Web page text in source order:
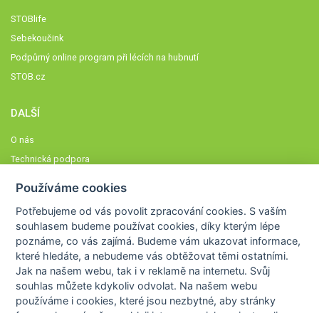
STOBlife
Sebekoučink
Podpůrný online program při lécích na hubnutí
STOB.cz
DALŠÍ
O nás
Technická podpora
Členové STOBklubu
Zásady nakládání s osobními údaji
Otestujte se
Spočítejte si
Výzva 52
Používáme cookies
Potřebujeme od vás povolit zpracování cookies. S vaším
souhlasem budeme používat cookies, díky kterým lépe
poznáme,co vás zajímá. Budeme vám ukazovat informace,
které hledáte, a nebudeme vás obtěžovat těmi ostatními.
Jak na našem webu, tak i v reklamě na internetu. Svůj
souhlas můžete kdykoliv odvolat. Na našem webu
používáme i cookies, které jsou nezbytné, aby stránky